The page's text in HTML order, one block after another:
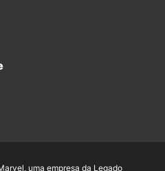
uma empresa da Legado